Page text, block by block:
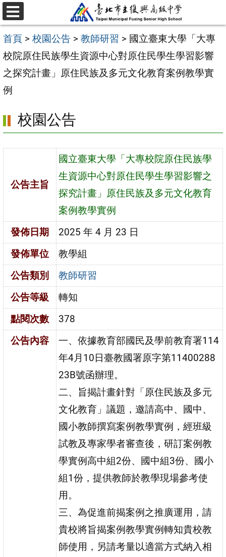
跳
至
主
要
內
容
選
單
首頁 > 校園公告 > 教師研習 > 國立臺東大學「大專
校院原住民族學生資源中心對原住民學生學習影響
之探究計畫」原住民族及多元文化教育案例教學實
例
校園公告
公告主旨
國立臺東大學「大專校院原住民族學
生資源中心對原住民學生學習影響之
探究計畫」原住民族及多元文化教育
案例教學實例
發佈日期
2025 年 4 月 23 日
發佈單位
教學組
公告類別
教師研習
公告等級
轉知
點閱次數
378
公告內容
一、依據教育部國民及學前教育署114
年4月10日臺教國署原字第11400288
23B號函辦理。
二、旨揭計畫針對「原住民族及多元
文化教育」議題，邀請高中、國中、
國小教師撰寫案例教學實例，經班級
試教及專家學者審查後，研訂案例教
學實例高中組2份、國中組3份、國小
組1份，提供教師於教學現場參考使
用。
三、為促進前揭案例之推廣運用，請
貴校將旨揭案例教學實例轉知貴校教
師使用，另請考量以適當方式納入相